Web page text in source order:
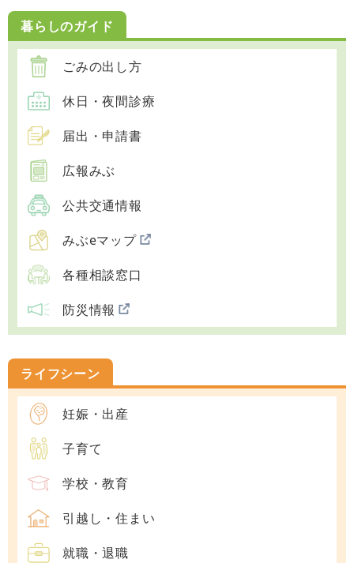
暮らしのガイド
ごみの出し方
休日・夜間診療
届出・申請書
広報みぶ
公共交通情報
みぶeマップ
各種相談窓口
防災情報
ライフシーン
妊娠・出産
子育て
学校・教育
引越し・住まい
就職・退職